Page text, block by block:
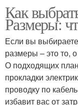
Как
Размеры:
Если вы
размеры – это то,
О подходящих
прокладки
проводку по
избавит вас от